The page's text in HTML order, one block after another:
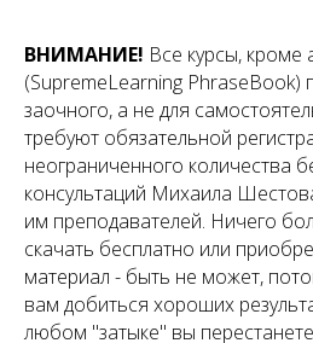
ВНИМАНИЕ! Все курсы, кроме
(SupremeLearning PhraseBook)
заочного, а не для
требуют обязательной
неограниченного количества
консультаций Михаила
им преподавателей. Ничего
скачать бесплатно или
материал - быть не может,
вам добиться хороших
любом "затыке" вы